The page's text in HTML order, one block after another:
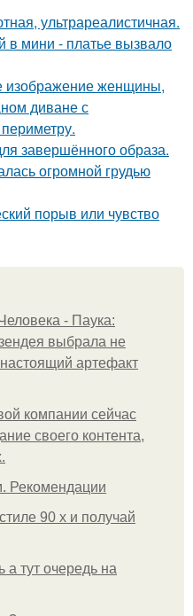
ультрареалистичная.
в мини - платье вызвало
изображение женщины,
диване с
завершённого образа.
огромной грудью
порыв или чувство
- Паука:
выбрала не
артефакт
компании сейчас
своего контента,
Рекомендации
90 х и получай
а тут очередь на